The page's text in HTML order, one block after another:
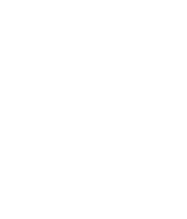
Profitez du partage des